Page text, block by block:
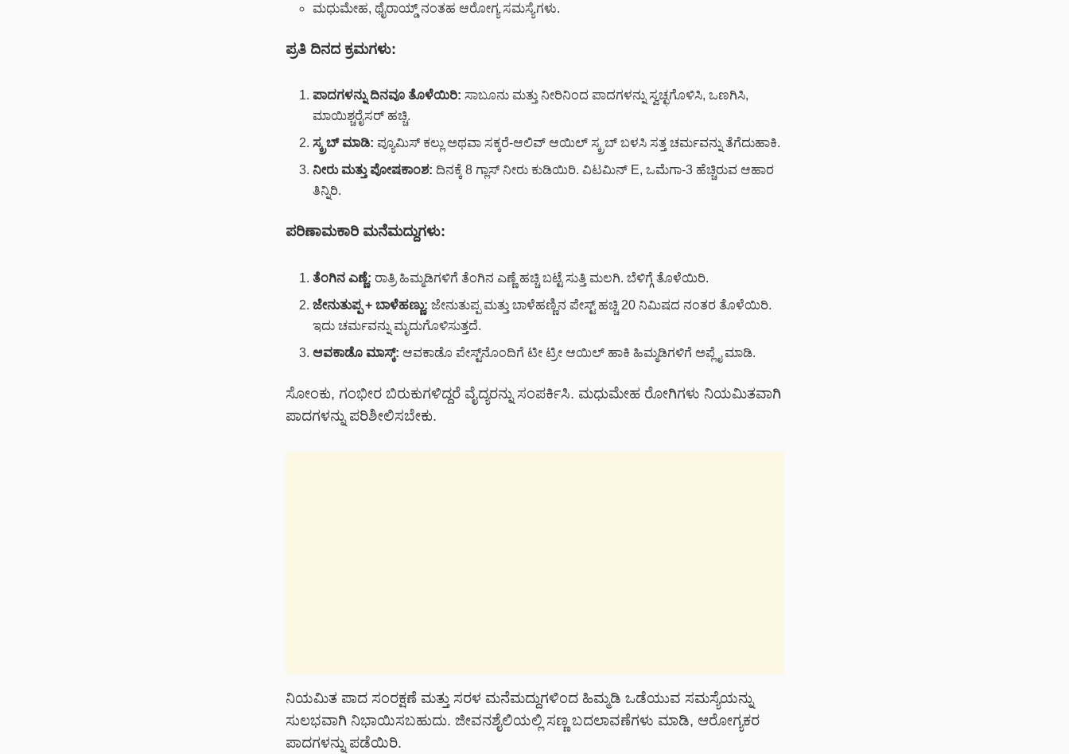
ಮಧುಮೇಹ, ಥೈರಾಯ್ಡ್ ನಂತಹ ಆರೋಗ್ಯ ಸಮಸ್ಯೆಗಳು.
ಪ್ರತಿ ದಿನದ ಕ್ರಮಗಳು:
ಪಾದಗಳನ್ನು ದಿನವೂ ತೊಳೆಯಿರಿ: ಸಾಬೂನು ಮತ್ತು ನೀರಿನಿಂದ ಪಾದಗಳನ್ನು ಸ್ವಚ್ಛಗೊಳಿಸಿ, ಒಣಗಿಸಿ,
ಮಾಯಿಶ್ಚರೈಸರ್ ಹಚ್ಚಿ.
ಸ್ಕ್ರಬ್ ಮಾಡಿ: ಪ್ಯೂಮಿಸ್ ಕಲ್ಲು ಅಥವಾ ಸಕ್ಕರೆ-ಆಲಿವ್ ಆಯಿಲ್ ಸ್ಕ್ರಬ್ ಬಳಸಿ ಸತ್ತ ಚರ್ಮವನ್ನು ತೆಗೆದುಹಾಕಿ.
ನೀರು ಮತ್ತು ಪೋಷಕಾಂಶ: ದಿನಕ್ಕೆ 8 ಗ್ಲಾಸ್ ನೀರು ಕುಡಿಯಿರಿ. ವಿಟಮಿನ್ E, ಒಮೆಗಾ-3 ಹೆಚ್ಚಿರುವ ಆಹಾರ
ತಿನ್ನಿರಿ.
ಪರಿಣಾಮಕಾರಿ ಮನೆಮದ್ದುಗಳು:
ತೆಂಗಿನ ಎಣ್ಣೆ: ರಾತ್ರಿ ಹಿಮ್ಮಡಿಗಳಿಗೆ ತೆಂಗಿನ ಎಣ್ಣೆ ಹಚ್ಚಿ ಬಟ್ಟೆ ಸುತ್ತಿ ಮಲಗಿ. ಬೆಳಿಗ್ಗೆ ತೊಳೆಯಿರಿ.
ಜೇನುತುಪ್ಪ + ಬಾಳೆಹಣ್ಣು: ಜೇನುತುಪ್ಪ ಮತ್ತು ಬಾಳೆಹಣ್ಣಿನ ಪೇಸ್ಟ್ ಹಚ್ಚಿ 20 ನಿಮಿಷದ ನಂತರ ತೊಳೆಯಿರಿ.
ಇದು ಚರ್ಮವನ್ನು ಮೃದುಗೊಳಿಸುತ್ತದೆ.
ಆವಕಾಡೊ ಮಾಸ್ಕ್: ಆವಕಾಡೊ ಪೇಸ್ಟ್‌ನೊಂದಿಗೆ ಟೀ ಟ್ರೀ ಆಯಿಲ್ ಹಾಕಿ ಹಿಮ್ಮಡಿಗಳಿಗೆ ಅಪ್ಲೈ ಮಾಡಿ.
ಸೋಂಕು, ಗಂಭೀರ ಬಿರುಕುಗಳಿದ್ದರೆ ವೈದ್ಯರನ್ನು ಸಂಪರ್ಕಿಸಿ. ಮಧುಮೇಹ ರೋಗಿಗಳು ನಿಯಮಿತವಾಗಿ
ಪಾದಗಳನ್ನು ಪರಿಶೀಲಿಸಬೇಕು.
ನಿಯಮಿತ ಪಾದ ಸಂರಕ್ಷಣೆ ಮತ್ತು ಸರಳ ಮನೆಮದ್ದುಗಳಿಂದ ಹಿಮ್ಮಡಿ ಒಡೆಯುವ ಸಮಸ್ಯೆಯನ್ನು
ಸುಲಭವಾಗಿ ನಿಭಾಯಿಸಬಹುದು. ಜೀವನಶೈಲಿಯಲ್ಲಿ ಸಣ್ಣ ಬದಲಾವಣೆಗಳು ಮಾಡಿ, ಆರೋಗ್ಯಕರ
ಪಾದಗಳನ್ನು ಪಡೆಯಿರಿ.